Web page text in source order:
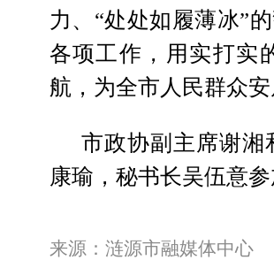
力、“处处如履薄冰”
各项工作，用实打实
航，为全市人民群众
市政协副主席谢湘
康瑜，秘书长吴伍意
来源：涟源市融媒体中心